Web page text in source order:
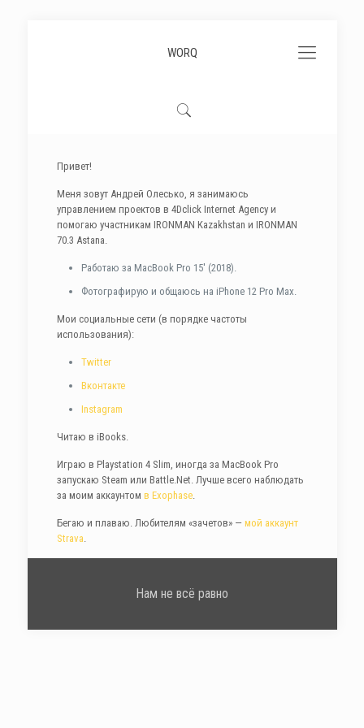
WORQ
Привет!
Меня зовут Андрей Олесько, я занимаюсь
управлением проектов в 4Dclick Internet Agency и
помогаю участникам IRONMAN Kazakhstan и IRONMAN
70.3 Astana.
Работаю за MacBook Pro 15′ (2018).
Фотографирую и общаюсь на iPhone 12 Pro Max.
Мои социальные сети (в порядке частоты
использования):
Twitter
Вконтакте
Instagram
Читаю в iBooks.
Играю в Playstation 4 Slim, иногда за MacBook Pro
запускаю Steam или Battle.Net. Лучше всего наблюдать
за моим аккаунтомв Exophase.
Бегаю и плаваю. Любителям «зачетов» —мой аккаунт
Strava.
Нам не всё равно